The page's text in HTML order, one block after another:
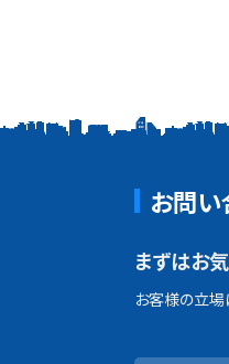
お問
まずはお
お客様の立場